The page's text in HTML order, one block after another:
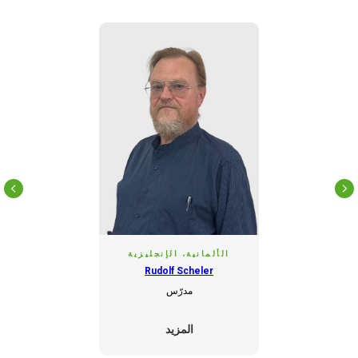
الألمانية، الإنجليزية
Rudolf Scheler
مدرّس
المزيد